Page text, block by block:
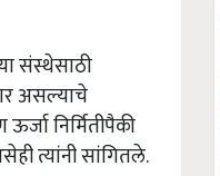
संस्थेसाठी
असल्याचे
ऊर्जानिर्मितीपैकी
त्यांनीसांगितले.